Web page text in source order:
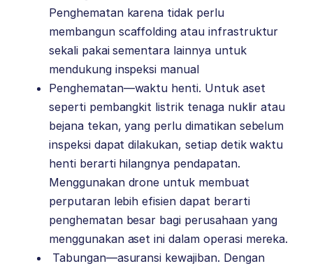
Penghematan karena tidak perlu
membangun scaffolding atau infrastruktur
sekali pakai sementara lainnya untuk
mendukung inspeksi manual
Penghematan—waktu henti. Untuk aset
seperti pembangkit listrik tenaga nuklir atau
bejana tekan, yang perlu dimatikan sebelum
inspeksi dapat dilakukan, setiap detik waktu
henti berarti hilangnya pendapatan.
Menggunakan drone untuk membuat
perputaran lebih efisien dapat berarti
penghematan besar bagi perusahaan yang
menggunakan aset ini dalam operasi mereka.
Tabungan—asuransi kewajiban. Dengan